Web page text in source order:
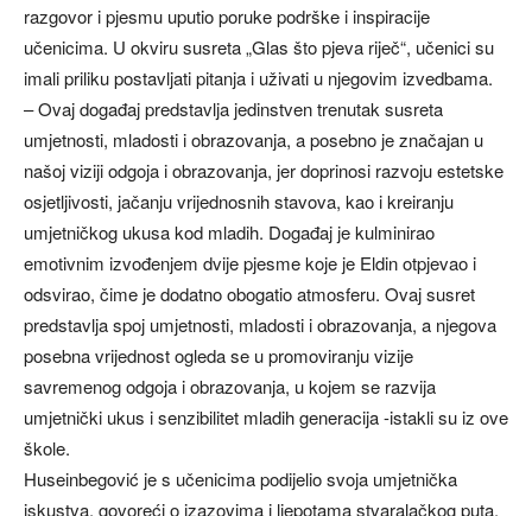
razgovor i pjesmu uputio poruke podrške i inspiracije
učenicima. U okviru susreta „Glas što pjeva riječ“, učenici su
imali priliku postavljati pitanja i uživati u njegovim izvedbama.
– Ovaj događaj predstavlja jedinstven trenutak susreta
umjetnosti, mladosti i obrazovanja, a posebno je značajan u
našoj viziji odgoja i obrazovanja, jer doprinosi razvoju estetske
osjetljivosti, jačanju vrijednosnih stavova, kao i kreiranju
umjetničkog ukusa kod mladih. Događaj je kulminirao
emotivnim izvođenjem dvije pjesme koje je Eldin otpjevao i
odsvirao, čime je dodatno obogatio atmosferu. Ovaj susret
predstavlja spoj umjetnosti, mladosti i obrazovanja, a njegova
posebna vrijednost ogleda se u promoviranju vizije
savremenog odgoja i obrazovanja, u kojem se razvija
umjetnički ukus i senzibilitet mladih generacija -istakli su iz ove
škole.
Huseinbegović je s učenicima podijelio svoja umjetnička
iskustva, govoreći o izazovima i ljepotama stvaralačkog puta.